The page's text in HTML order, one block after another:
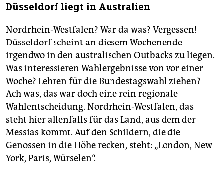
Düsseldorf liegt in Australien
Nordrhein-Westfalen? War da was? Vergessen!
Düsseldorf scheint an diesem Wochenende
irgendwo in den australischen Outbacks zu liegen.
Was interessieren Wahlergebnisse von vor einer
Woche? Lehren für die Bundestagswahl ziehen?
Ach was, das war doch eine rein regionale
Wahlentscheidung. Nordrhein-Westfalen, das
steht hier allenfalls für das Land, aus dem der
Messias kommt. Auf den Schildern, die die
Genossen in die Höhe recken, steht: „London, New
York, Paris, Würselen“.